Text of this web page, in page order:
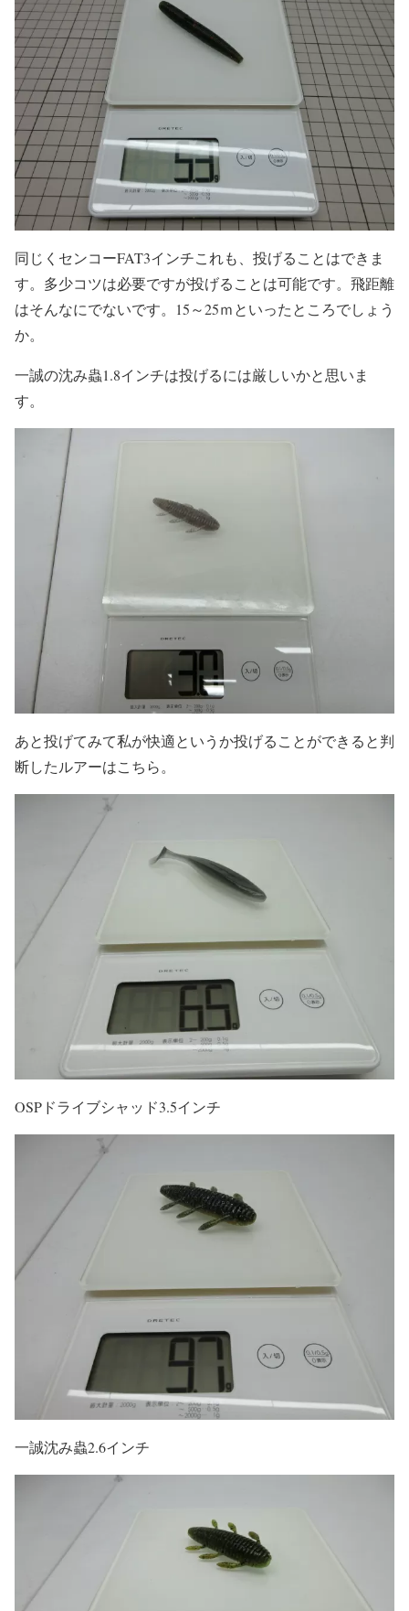
同じくセンコーFAT3インチこれも、投げることはできま
す。多少コツは必要ですが投げることは可能です。飛距離
はそんなにでないです。15～25ｍといったところでしょう
か。
一誠の沈み蟲1.8インチは投げるには厳しいかと思いま
す。
あと投げてみて私が快適というか投げることができると判
断したルアーはこちら。
OSPドライブシャッド3.5インチ
一誠沈み蟲2.6インチ